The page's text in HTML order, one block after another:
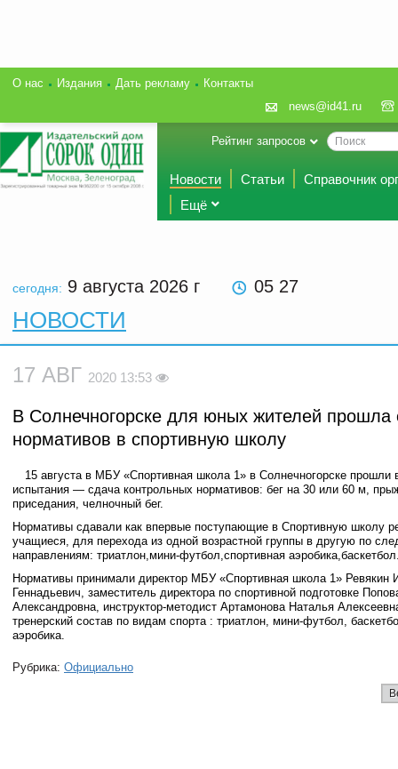
О нас Издания Дать рекламу
Контакты
news@id41.ru
Рейтинг запросов
Новости Статьи
Справочник
Ещё
сегодня: 9 августа 2026 г 05 27
НОВОСТИ
17 АВГ 2020 13:53
В Солнечногорске для юных жителей прошла
нормативов в спортивную школу
15 августа в МБУ «Спортивная школа 1» в Солнечногорске прошли
испытания — сдача контрольных нормативов: бег на 30 или 60 м,
приседания, челночный бег.
Нормативы сдавали как впервые поступающие в Спортивную школу
учащиеся, для перехода из одной возрастной группы в другую по
направлениям: триатлон,мини-футбол,спортивная
Нормативы принимали директор МБУ «Спортивная школа 1» Ревякин
Геннадьевич, заместитель директора по спортивной подготовке
Александровна, инструктор-методист Артамонова Наталья
тренерский состав по видам спорта : триатлон, мини-футбол,
аэробика.
Рубрика: Официально